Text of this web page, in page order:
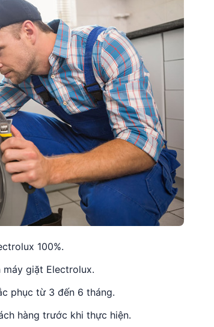
100%.
giặt Electrolux.
phục từ 3 đến 6 tháng.
hàng trước khi thực hiện.